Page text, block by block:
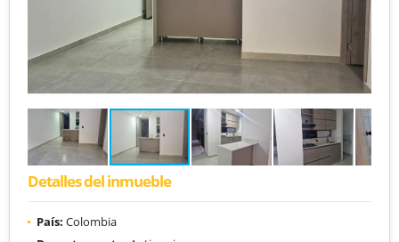
Detalles del inmueble
País: Colombia